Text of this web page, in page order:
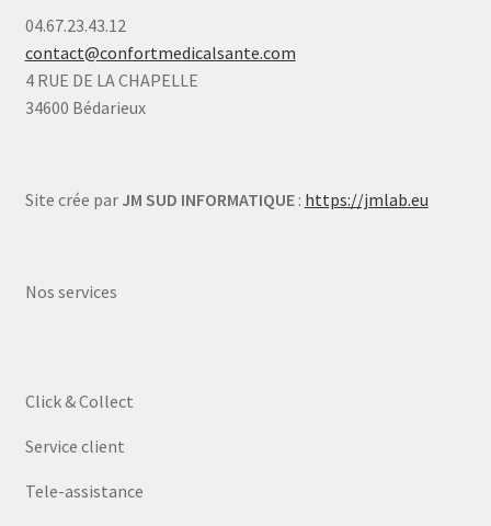
04.67.23.43.12
contact@confortmedicalsante.com
4 RUE DE LA CHAPELLE
34600 Bédarieux
Site crée par JM SUD INFORMATIQUE: https://jmlab.eu
Nos services
Click & Collect
Service client
Tele-assistance